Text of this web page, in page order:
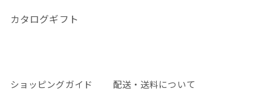
カタログギフト
ショッピングガイド 配送・送料について